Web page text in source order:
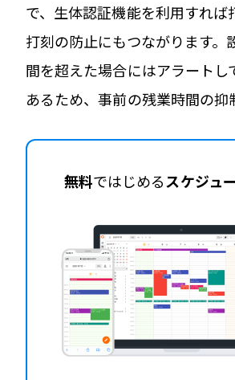
で、生体認証機能を利用すれば
打刻の防止にもつながります。
間を超えた場合にはアラートし
あるため、事前の残業時間の抑
無料ではじめるスケジュ